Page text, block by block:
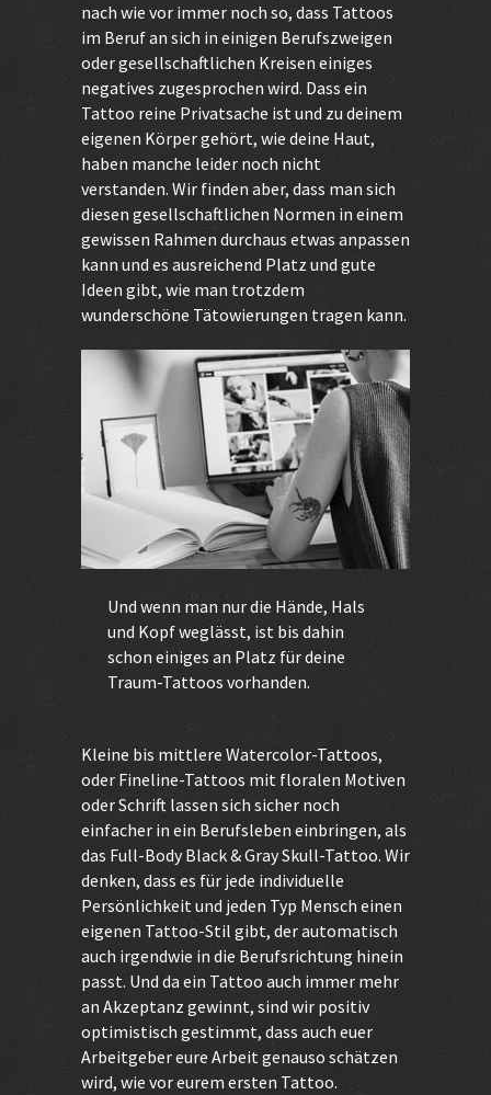
nach wie vor immer noch so, dass Tattoos
im Beruf an sich in einigen Berufszweigen
oder gesellschaftlichen Kreisen einiges
negatives zugesprochen wird. Dass ein
Tattoo reine Privatsache ist und zu deinem
eigenen Körper gehört, wie deine Haut,
haben manche leider noch nicht
verstanden. Wir finden aber, dass man sich
diesen gesellschaftlichen Normen in einem
gewissen Rahmen durchaus etwas anpassen
kann und es ausreichend Platz und gute
Ideen gibt, wie man trotzdem
wunderschöne Tätowierungen tragen kann.
Und wenn man nur die Hände, Hals
und Kopf weglässt, ist bis dahin
schon einiges an Platz für deine
Traum-Tattoos vorhanden.
Kleine bis mittlere Watercolor-Tattoos,
oder Fineline-Tattoos mit floralen Motiven
oder Schrift lassen sich sicher noch
einfacher in ein Berufsleben einbringen, als
das Full-BodyBlack & GraySkull-Tattoo. Wir
denken, dass es für jede individuelle
Persönlichkeit und jeden Typ Mensch einen
eigenen Tattoo-Stil gibt, der automatisch
auch irgendwie in die Berufsrichtung hinein
passt. Und da ein Tattoo auch immer mehr
an Akzeptanz gewinnt, sind wir positiv
optimistisch gestimmt, dass auch euer
Arbeitgeber eure Arbeit genauso schätzen
wird, wie vor eurem ersten Tattoo.